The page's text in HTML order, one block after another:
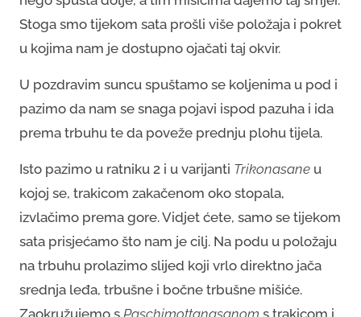
Stoga smo tijekom sata prošli više položaja i pokret
u kojima nam je dostupno ojačati taj okvir.
U pozdravim suncu spuštamo se koljenima u pod i
pazimo da nam se snaga pojavi ispod pazuha i ida
prema trbuhu te da poveže prednju plohu tijela.
Isto pazimo u ratniku 2 i u varijanti Trikonasane u
kojoj se, trakicom zakačenom oko stopala,
izvlačimo prema gore. Vidjet ćete, samo se tijekom
sata prisjećamo što nam je cilj. Na podu u položaju
na trbuhu prolazimo slijed koji vrlo direktno jača
srednja leđa, trbušne i bočne trbušne mišiće.
Zaokružujemo s Paschimottanasanom s trakicom i